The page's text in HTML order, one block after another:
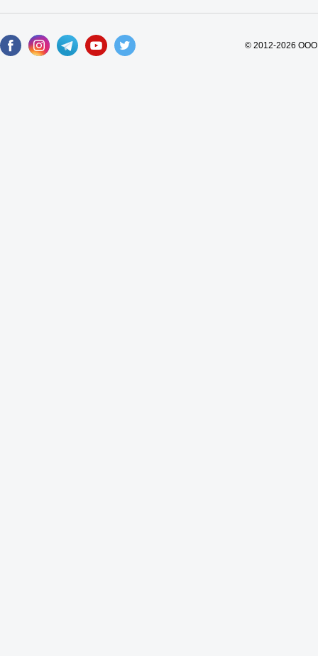
© 2012-2026